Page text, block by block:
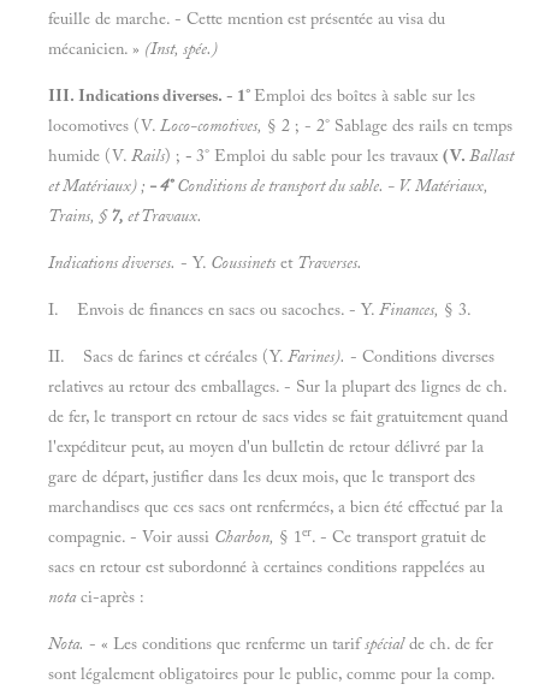
feuille de marche. - Cette mention est présentée au visa du
mécanicien. » (Inst, spée.)
III. Indications diverses. - 1° Emploi des boîtes à sable sur les
locomotives (V. Loco-comotives, § 2 ; - 2° Sablage des rails en temps
humide (V. Rails) ; - 3° Emploi du sable pour les travaux (V. Ballast
etMatériaux); - 4°Conditions de transport du sable. - V.Matériaux,
Trains, §7, etTravaux.
Indications diverses. - Y. Coussinets et Traverses.
I. Envois de finances en sacs ou sacoches. - Y. Finances, § 3.
II. Sacs de farines et céréales (Y. Farines). - Conditions diverses
relatives au retour des emballages. - Sur la plupart des lignes de ch.
de fer, le transport en retour de sacs vides se fait gratuitement quand
l'expéditeur peut, au moyen d'un bulletin de retour délivré par la
gare de départ, justifier dans les deux mois, que le transport des
marchandises que ces sacs ont renfermées, a bien été effectué par la
compagnie. - Voir aussi Charbon, § 1er. - Ce transport gratuit de
sacs en retour est subordonné à certaines conditions rappelées au
notaci-après :
Nota. - « Les conditions que renferme un tarifspécialde ch. de fer
sont légalement obligatoires pour le public, comme pour la comp.